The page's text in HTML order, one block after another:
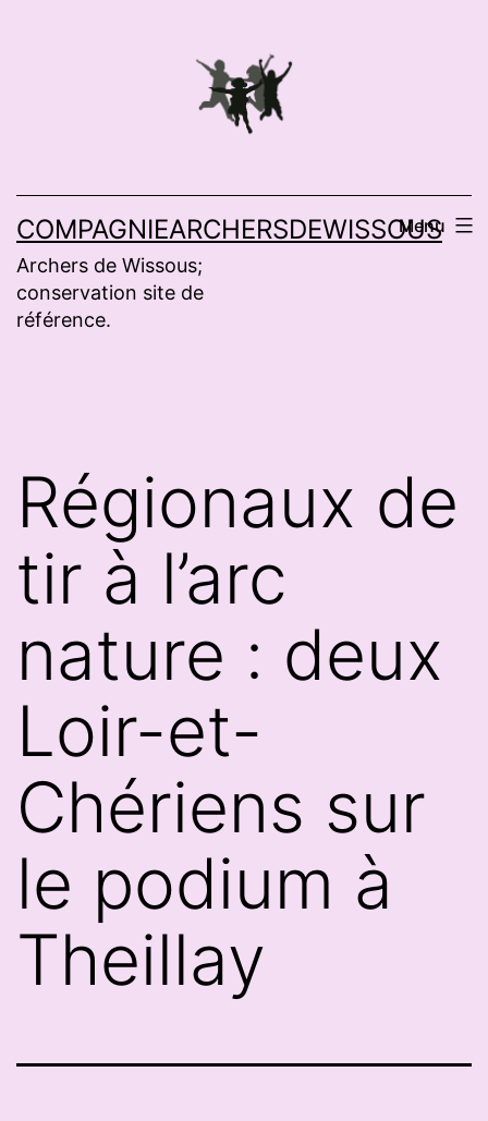
COMPAGNIEARCHERSDEWISSOUS
Archers de Wissous;
conservation site de
référence.
Menu
Régionaux de
tir à l’arc
nature : deux
Loir-et-
Chériens sur
le podium à
Theillay